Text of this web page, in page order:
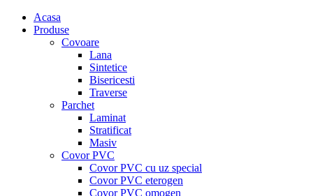
Acasa
Produse
Covoare
Lana
Sintetice
Bisericesti
Traverse
Parchet
Laminat
Stratificat
Masiv
Covor PVC
Covor PVC cu uz special
Covor PVC eterogen
Covor PVC omogen